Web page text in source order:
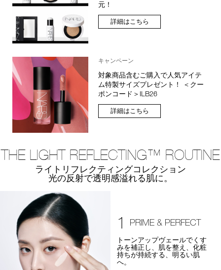
元！
詳細はこちら
キャンペーン
対象商品含むご購入で人気アイテ
ム特製サイズプレゼント！ ＜クー
ポンコード＞ILB26
詳細はこちら
THE LIGHT REFLECTING™ ROUTINE
ライトリフレクティングコレクション
光の反射で透明感溢れる肌に。
1 PRIME & PERFECT
トーンアップヴェールでくす
みを補正し、肌を整え、化粧
持ちが持続する、明るい肌
へ。